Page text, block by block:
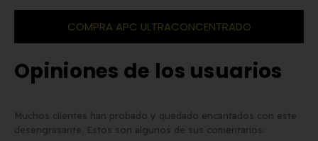
COMPRA APC ULTRACONCENTRADO
Opiniones de los usuarios
Muchos clientes han probado y quedado encantados con este
desengrasante. Estos son algunos de sus comentarios: